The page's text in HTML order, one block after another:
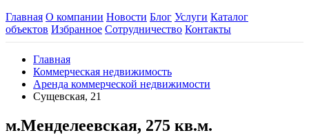
Главная О компании Новости Блог Услуги Каталог
объектов Избранное Сотрудничество Контакты
Главная
Коммерческая недвижимость
Аренда коммерческой недвижимости
Сущевская, 21
м.Менделеевская, 275 кв.м.